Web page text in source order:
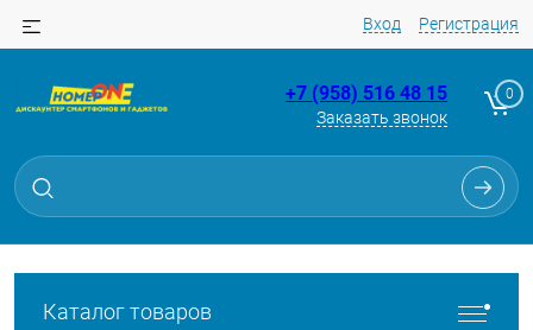
Вход Регистрация
+7 (958) 516 48 15
Заказать звонок
0
Каталог товаров
Для клиентов всех банков
Разбейте
без переплат